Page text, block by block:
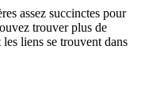
assez succinctes pour
trouver plus de
les liens se trouvent dans